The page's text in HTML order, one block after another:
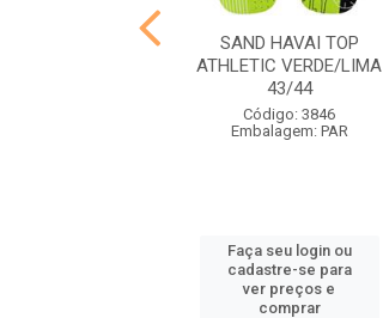
SAND HAVAI TOP
ATHLETIC VERDE/LIMA
43/44
Código: 3846
Embalagem: PAR
Faça seu login ou
cadastre-se para
ver preços e
comprar